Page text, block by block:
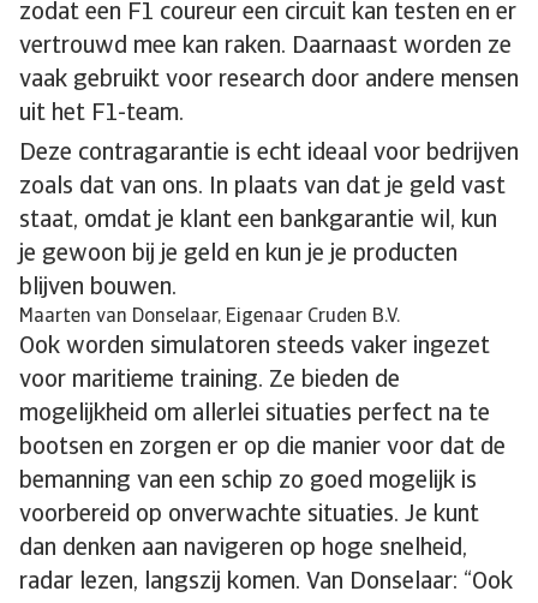
zodat een F1 coureur een circuit kan testen en er
vertrouwd mee kan raken. Daarnaast worden ze
vaak gebruikt voor research door andere mensen
uit het F1-team.
Deze contragarantie is echt ideaal voor bedrijven
zoals dat van ons. In plaats van dat je geld vast
staat, omdat je klant een bankgarantie wil, kun
je gewoon bij je geld en kun je je producten
blijven bouwen.
Maarten van Donselaar, Eigenaar Cruden B.V.
Ook worden simulatoren steeds vaker ingezet
voor maritieme training. Ze bieden de
mogelijkheid om allerlei situaties perfect na te
bootsen en zorgen er op die manier voor dat de
bemanning van een schip zo goed mogelijk is
voorbereid op onverwachte situaties. Je kunt
dan denken aan navigeren op hoge snelheid,
radar lezen, langszij komen. Van Donselaar: “Ook